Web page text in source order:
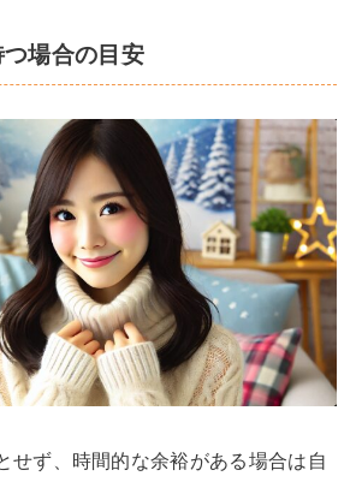
場合の目安
せず、時間的な余裕がある場合は自